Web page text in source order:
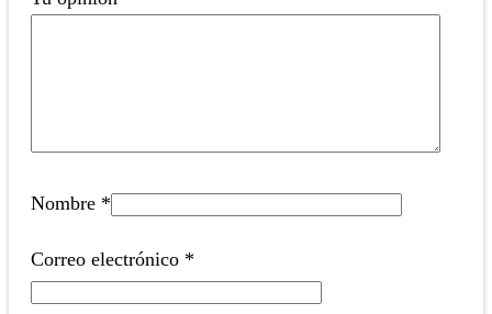
Nombre *
Correo electrónico *